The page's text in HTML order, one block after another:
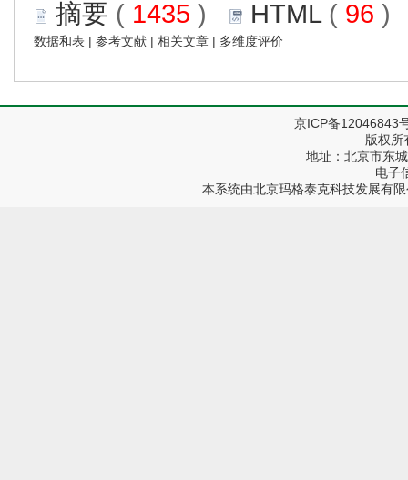
摘要 ( 1435 ) HTML( 96
数据和表 | 参考文献 | 相关文章 | 多维度评价
京ICP备12046843
版权所
地址：北京市东
电子
本系统由北京玛格泰克科技发展有